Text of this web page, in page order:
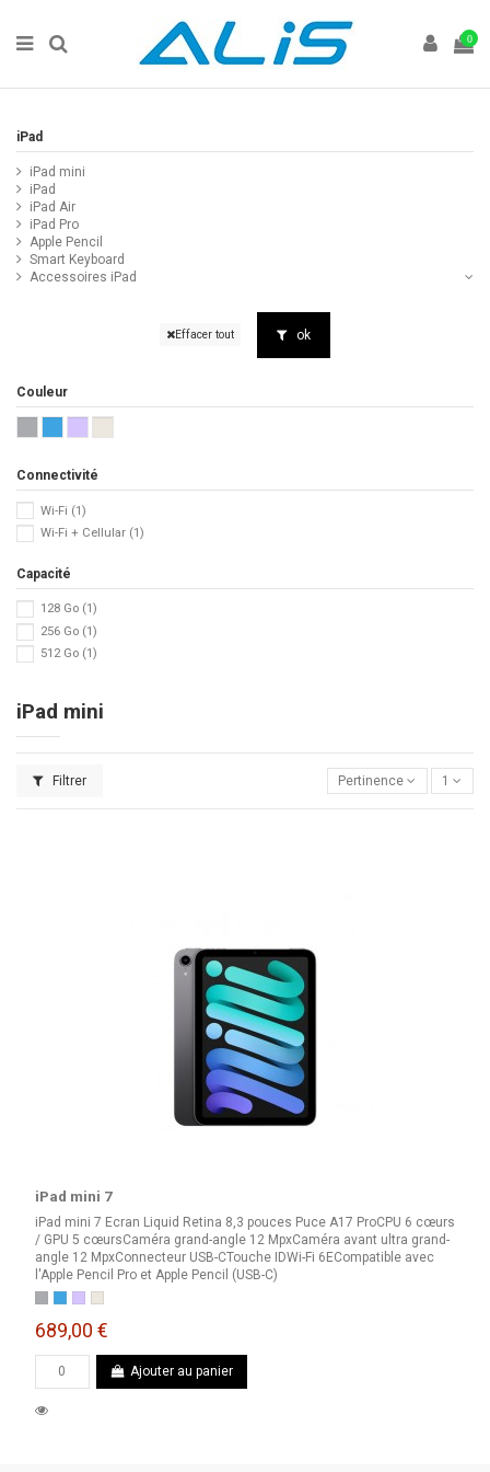
0
iPad mini
Filtrer Pertinence 1
iPad mini 7
iPad mini 7 Ecran Liquid Retina 8,3 pouces Puce A17 ProCPU 6 cœurs
/ GPU 5 cœursCaméra grand-angle 12 MpxCaméra avant ultra grand-
angle 12 MpxConnecteur USB-CTouche IDWi-Fi 6ECompatible avec
l'Apple Pencil Pro et Apple Pencil (USB-C)
Gris Sidéral
BleuMauveLumière Stellaire
689,00 €
Ajouter au panier
iPad
iPad mini
iPad
iPad Air
iPad Pro
Apple Pencil
Smart Keyboard
Accessoires iPad
Effacer tout ok
Couleur
Connectivité
Wi-Fi (1)
Wi-Fi + Cellular (1)
Capacité
128 Go (1)
256 Go (1)
512 Go (1)